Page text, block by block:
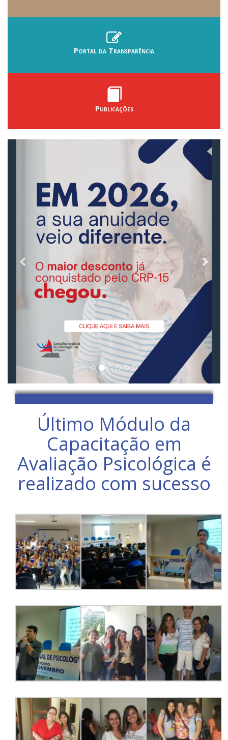
Portal da Transparência
Publicações
Último Módulo da
Capacitação em
Avaliação Psicológica é
realizado com sucesso